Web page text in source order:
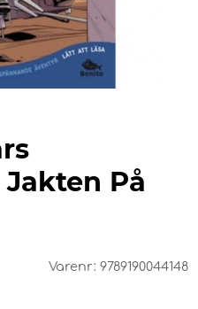
På
Varenr: 9789190044148